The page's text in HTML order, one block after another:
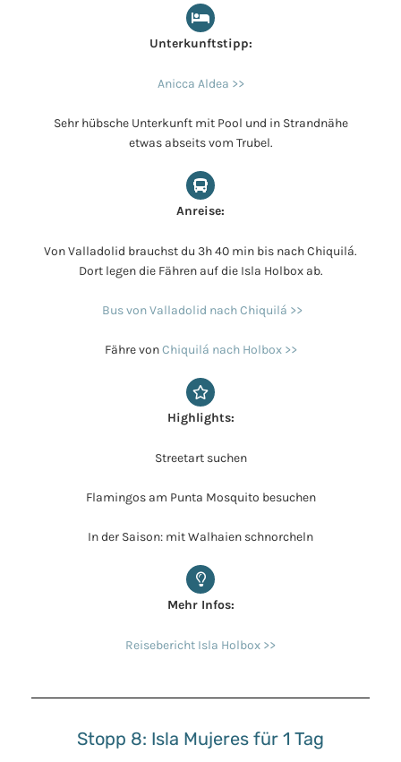
Unterkunftstipp:
Anicca Aldea >>
Sehr hübsche Unterkunft mit Pool und in Strandnähe
etwas abseits vom Trubel.
Anreise:
Von Valladolid brauchst du 3h 40 min bis nach Chiquilá.
Dort legen die Fähren auf die Isla Holbox ab.
Bus von Valladolid nach Chiquilá >>
Fähre vonChiquilá nach Holbox >>
Highlights:
Streetart suchen
Flamingos am Punta Mosquito besuchen
In der Saison: mit Walhaien schnorcheln
Mehr Infos:
Reisebericht Isla Holbox >>
Stopp 8: Isla Mujeres für 1 Tag